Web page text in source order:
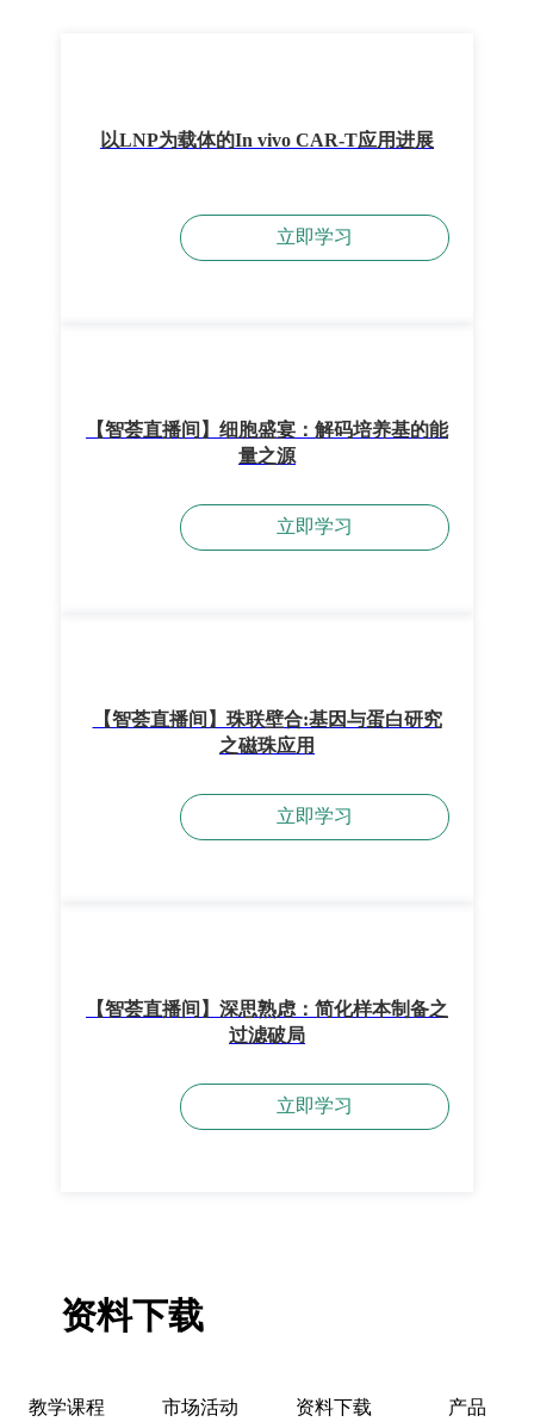
以LNP为载体的In vivo CAR-T应用进展
立即学习
【智荟直播间】细胞盛宴：解码培养基的能
量之源
立即学习
【智荟直播间】珠联壁合:基因与蛋白研究
之磁珠应用
立即学习
【智荟直播间】深思熟虑：简化样本制备之
过滤破局
立即学习
资料下载
教学课程 市场活动 资料下载 产品